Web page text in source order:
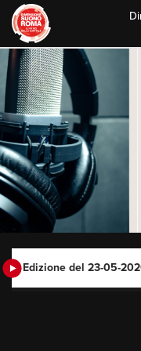
Skip
to
content
Edizione del 23-05-